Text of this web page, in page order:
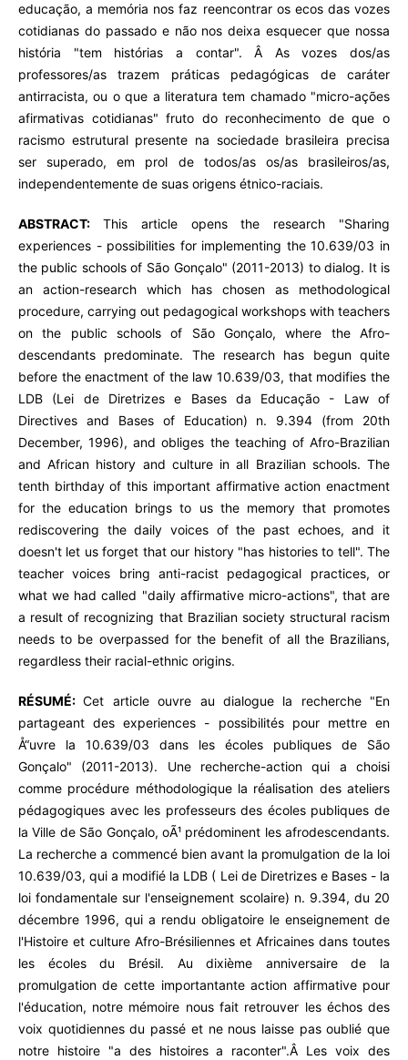
educação, a memória nos faz reencontrar os ecos das vozes
cotidianas do passado e não nos deixa esquecer que nossa
história "tem histórias a contar". Â As vozes dos/as
professores/as trazem práticas pedagógicas de caráter
antirracista, ou o que a literatura tem chamado "micro-ações
afirmativas cotidianas" fruto do reconhecimento de que o
racismo estrutural presente na sociedade brasileira precisa
ser superado, em prol de todos/as os/as brasileiros/as,
independentemente de suas origens étnico-raciais.
ABSTRACT: This article opens the research "Sharing
experiences - possibilities for implementing the 10.639/03 in
the public schools of São Gonçalo" (2011-2013) to dialog. It is
an action-research which has chosen as methodological
procedure, carrying out pedagogical workshops with teachers
on the public schools of São Gonçalo, where the Afro-
descendants predominate. The research has begun quite
before the enactment of the law 10.639/03, that modifies the
LDB (Lei de Diretrizes e Bases da Educação - Law of
Directives and Bases of Education) n. 9.394 (from 20th
December, 1996), and obliges the teaching of Afro-Brazilian
and African history and culture in all Brazilian schools. The
tenth birthday of this important affirmative action enactment
for the education brings to us the memory that promotes
rediscovering the daily voices of the past echoes, and it
doesn't let us forget that our history "has histories to tell". The
teacher voices bring anti-racist pedagogical practices, or
what we had called "daily affirmative micro-actions", that are
a result of recognizing that Brazilian society structural racism
needs to be overpassed for the benefit of all the Brazilians,
regardless their racial-ethnic origins.
RÉSUMÉ:Cet article ouvre au dialogue la recherche "En
partageant des experiences - possibilités pour mettre en
Å“uvre la 10.639/03 dans les écoles publiques de São
Gonçalo" (2011-2013). Une recherche-action qui a choisi
comme procédure méthodologique la réalisation des ateliers
pédagogiques avec les professeurs des écoles publiques de
la Ville de São Gonçalo, oÃ¹ prédominent les afrodescendants.
La recherche a commencé bien avant la promulgation de la loi
10.639/03, qui a modifié la LDB ( Lei de Diretrizes e Bases - la
loi fondamentale sur l'enseignement scolaire) n. 9.394, du 20
décembre 1996, qui a rendu obligatoire le enseignement de
l'Histoire et culture Afro-Brésiliennes et Africaines dans toutes
les écoles du Brésil. Au dixième anniversaire de la
promulgation de cette importantante action affirmative pour
l'éducation, notre mémoire nous fait retrouver les échos des
voix quotidiennes du passé et ne nous laisse pas oublié que
notre histoire "a des histoires a raconter".Â Les voix des